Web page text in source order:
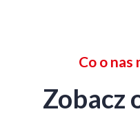
Co o nas
Zobacz